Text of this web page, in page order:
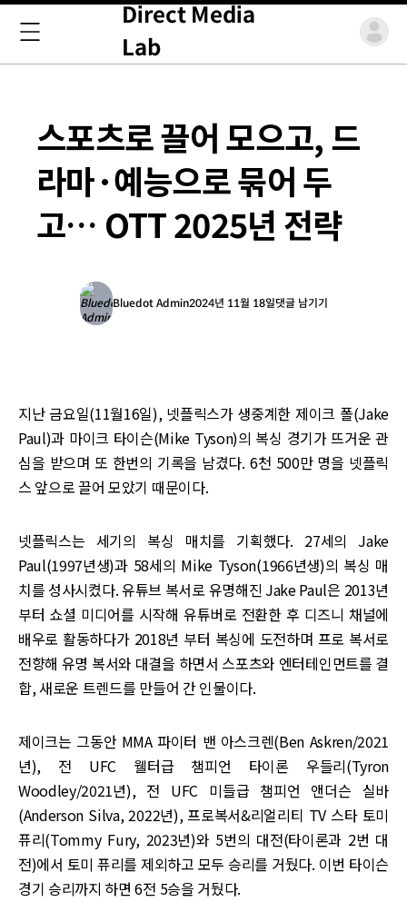
Direct Media
Lab
스포츠로 끌어 모으고, 드
라마·예능으로 묶어 두
고… OTT 2025년 전략
Bluedot Admin2024년 11월 18일댓글 남기기
지난 금요일(11월16일), 넷플릭스가 생중계한 제이크 폴(Jake
Paul)과 마이크 타이슨(Mike Tyson)의 복싱 경기가 뜨거운 관
심을 받으며 또 한번의 기록을 남겼다. 6천 500만 명을 넷플릭
스 앞으로 끌어 모았기 때문이다.
넷플릭스는 세기의 복싱 매치를 기획했다. 27세의 Jake
Paul(1997년생)과 58세의 Mike Tyson(1966년생)의 복싱 매
치를 성사시켰다. 유튜브 복서로 유명해진 Jake Paul은 2013년
부터 쇼셜 미디어를 시작해 유튜버로 전환한 후 디즈니 채널에
배우로 활동하다가 2018년 부터 복싱에 도전하며 프로 복서로
전향해 유명 복서와 대결을 하면서 스포츠와 엔터테인먼트를 결
합, 새로운 트렌드를 만들어 간 인물이다.
제이크는 그동안 MMA 파이터 밴 아스크렌(Ben Askren/2021
년), 전 UFC 웰터급 챔피언 타이론 우들리(Tyron
Woodley/2021년), 전 UFC 미들급 챔피언 앤더슨 실바
(Anderson Silva, 2022년), 프로복서&리얼리티 TV 스타 토미
퓨리(Tommy Fury, 2023년)와 5번의 대전(타이론과 2번 대
전)에서 토미 퓨리를 제외하고 모두 승리를 거뒀다. 이번 타이슨
경기 승리까지 하면 6전 5승을 거뒀다.